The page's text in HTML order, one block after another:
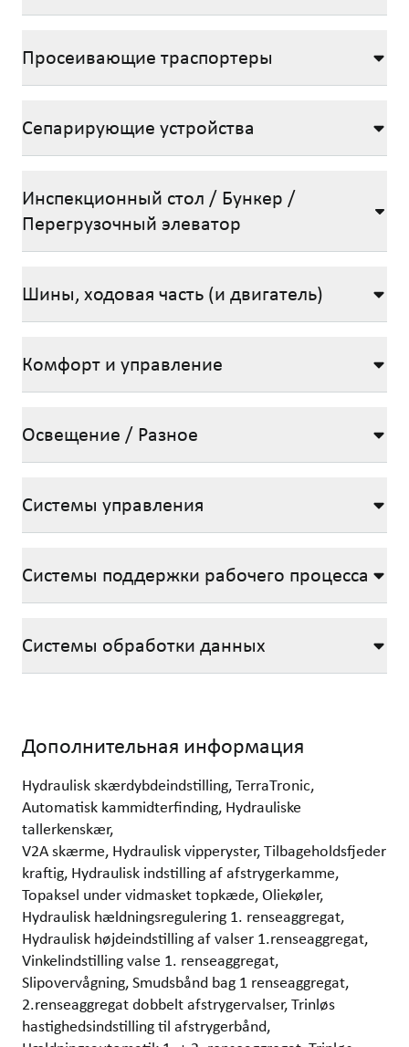
Просеивающие траспортеры
Сепарирующие устройства
Инспекционный стол / Бункер /
Перегрузочный элеватор
Шины, ходовая часть (и двигатель)
Комфорт и управление
Освещение / Разное
Системы управления
Системы поддержки рабочего процесса
Системы обработки данных
Дополнительная информация
Hydraulisk skærdybdeindstilling, TerraTronic,
Automatisk kammidterfinding, Hydrauliske
tallerkenskær,
V2A skærme, Hydraulisk vipperyster, Tilbageholdsfjeder
kraftig, Hydraulisk indstilling af afstrygerkamme,
Topaksel under vidmasket topkæde, Oliekøler,
Hydraulisk hældningsregulering 1. renseaggregat,
Hydraulisk højdeindstilling af valser 1.renseaggregat,
Vinkelindstilling valse 1. renseaggregat,
Slipovervågning, Smudsbånd bag 1 renseaggregat,
2.renseaggregat dobbelt afstrygervalser, Trinløs
hastighedsindstilling til afstrygerbånd,